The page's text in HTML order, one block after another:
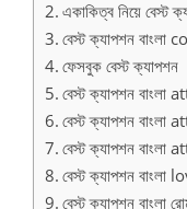
একাকিত্ব নিয়ে বেস্ট
বেস্ট ক্যাপশন
ফেসবুক বেস্ট ক্যাপশন
বেস্ট ক্যাপশন বাংলা
বেস্ট ক্যাপশন
বেস্ট ক্যাপশন
বেস্ট ক্যাপশন
বেস্ট ক্যাপশন বাংলা